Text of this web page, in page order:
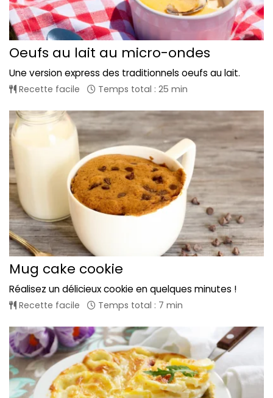
Oeufs au lait au micro-ondes
Une version express des traditionnels oeufs au lait.
Recette facile Temps total : 25 min
Mug cake cookie
Réalisez un délicieux cookie en quelques minutes !
Recette facile Temps total : 7 min